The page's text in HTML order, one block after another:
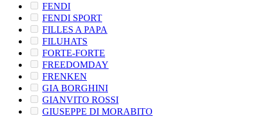
FENDI
FENDI SPORT
FILLES A PAPA
FILUHATS
FORTE-FORTE
FREEDOMDAY
FRENKEN
GIA BORGHINI
GIANVITO ROSSI
GIUSEPPE DI MORABITO